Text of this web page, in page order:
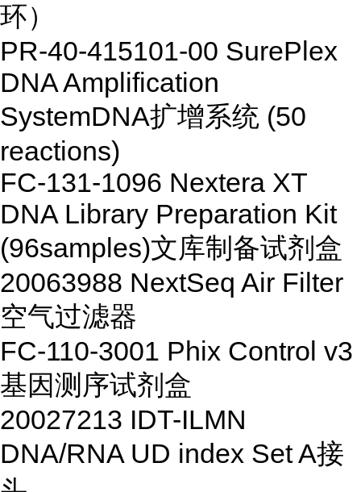
环）
PR-40-415101-00 SurePlex
DNA Amplification
SystemDNA扩增系统 (50
reactions)
FC-131-1096 Nextera XT
DNA Library Preparation Kit
(96samples)文库制备试剂盒
20063988 NextSeq Air Filter
空气过滤器
FC-110-3001 Phix Control v3
基因测序试剂盒
20027213 IDT-ILMN
DNA/RNA UD index Set A接